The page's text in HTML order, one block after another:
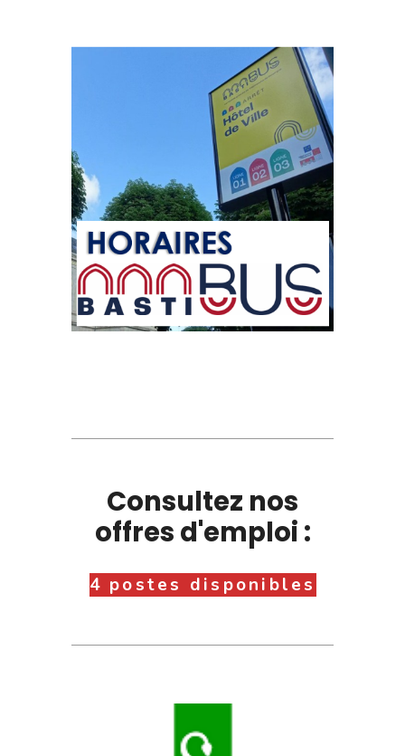
Consultez nos
offres d'emploi :
4 postes disponibles